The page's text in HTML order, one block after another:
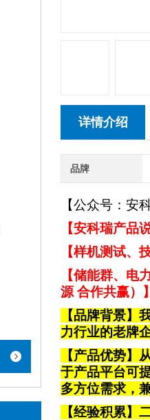
详情介绍
品牌
【公众号：安
【安科瑞产品
【样机测试、
【储能群、电
源 合作共赢）
【品牌背景】
力行业的老牌
【产品优势】
于产品平台可
多方位需求，
【经验积累】